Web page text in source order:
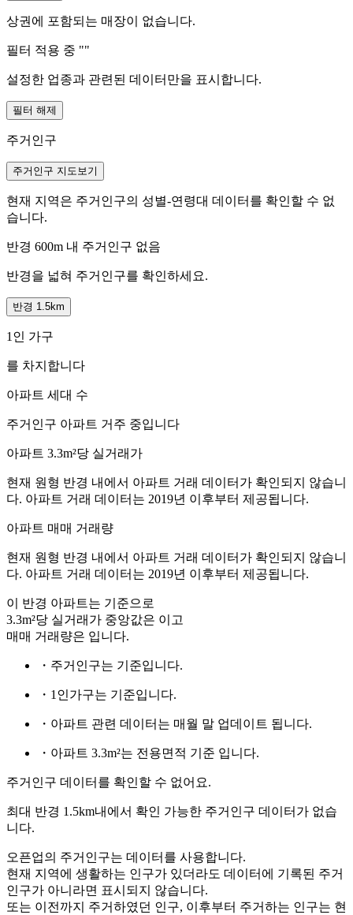
상권에 포함되는 매장이 없습니다.
필터 적용 중 ""
설정한 업종과 관련된 데이터만을 표시합니다.
필터 해제
주거인구
주거인구 지도보기
현재 지역은 주거인구의 성별-연령대 데이터를 확인할 수 없
습니다.
반경 600m 내 주거인구 없음
반경을 넓혀 주거인구를 확인하세요.
반경 1.5km
1인 가구
를 차지합니다
아파트 세대 수
주거인구 아파트 거주 중입니다
아파트 3.3m²당 실거래가
현재 원형 반경 내에서 아파트 거래 데이터가 확인되지 않습니
다. 아파트 거래 데이터는 2019년 이후부터 제공됩니다.
아파트 매매 거래량
현재 원형 반경 내에서 아파트 거래 데이터가 확인되지 않습니
다. 아파트 거래 데이터는 2019년 이후부터 제공됩니다.
이 반경 아파트는 기준으로
3.3m²당 실거래가 중앙값은 이고
매매 거래량은 입니다.
・주거인구는 기준입니다.
・1인가구는 기준입니다.
・아파트 관련 데이터는 매월 말 업데이트 됩니다.
・아파트 3.3m²는 전용면적 기준 입니다.
주거인구 데이터를 확인할 수 없어요.
최대 반경 1.5km내에서 확인 가능한 주거인구 데이터가 없습
니다.
오픈업의 주거인구는 데이터를 사용합니다.
현재 지역에 생활하는 인구가 있더라도 데이터에 기록된 주거
인구가 아니라면 표시되지 않습니다.
또는 이전까지 주거하였던 인구, 이후부터 주거하는 인구는 현